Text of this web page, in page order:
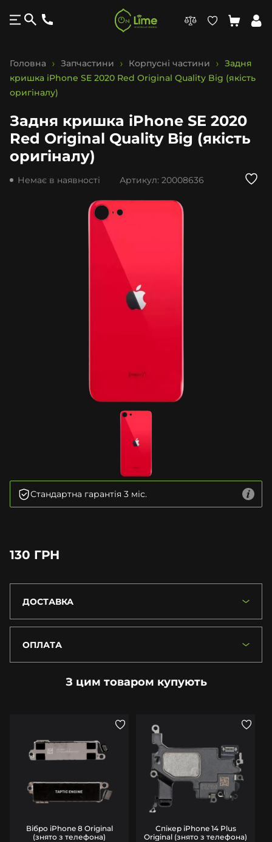
Головна Запчастини Корпусні частини
Задня
кришка iPhone SE 2020 Red Original Quality Big (якість
оригіналу)
Задня кришка iPhone SE 2020
Red Original Quality Big (якість
оригіналу)
Немає в наявності Артикул: 20008636
Стандартна гарантія 3 міс.
130 ГРН
ДОСТАВКА
ОПЛАТА
З цим товаром купують
Вібро iPhone 8 Original
(знято з телефона)
Спікер iPhone 14 Plus
Original (знято з телефона)